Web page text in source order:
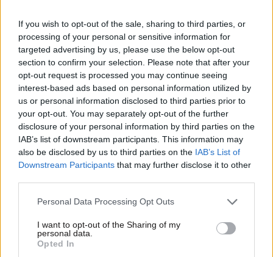
If you wish to opt-out of the sale, sharing to third parties, or
processing of your personal or sensitive information for
targeted advertising by us, please use the below opt-out
section to confirm your selection. Please note that after your
opt-out request is processed you may continue seeing
interest-based ads based on personal information utilized by
us or personal information disclosed to third parties prior to
your opt-out. You may separately opt-out of the further
disclosure of your personal information by third parties on the
IAB’s list of downstream participants. This information may
also be disclosed by us to third parties on the IAB’s List of
Downstream Participants that may further disclose it to other
Please note that this website/app uses one or more Google
not limited to your visit or usage behaviour. You may click to
grant or deny consent to Google and its third-party tags to
use your data for below specified purposes in below Google
Personal Data Processing Opt Outs
I want to opt-out of the Sharing of my
personal data.
Opted In